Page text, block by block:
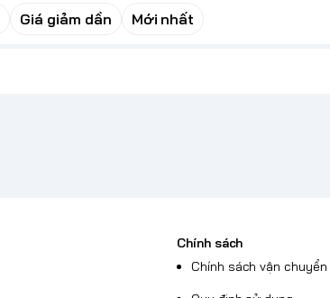
Giá giảm dần Mới nhất
Chính sách
Chính sách vận chuyển